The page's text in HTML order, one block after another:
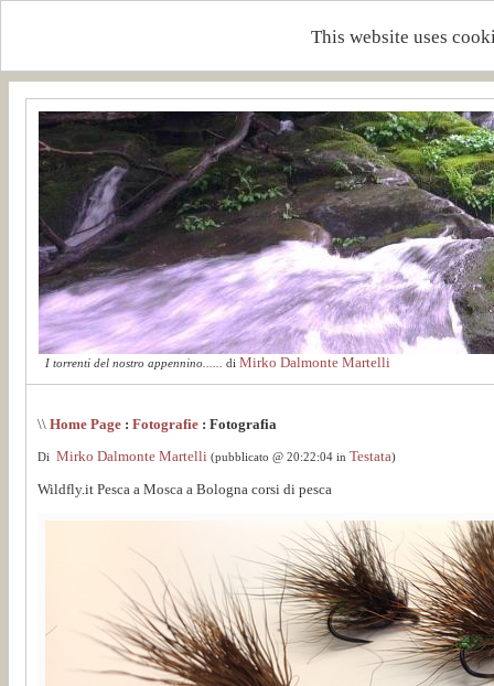
This website uses
I torrenti del nostro appennino...... di Mirko Dalmonte Martelli
\\ Home Page : Fotografie : Fotografia
Di Mirko Dalmonte Martelli (pubblicato @ 20:22:04 in Testata)
Wildfly.it Pesca a Mosca a Bologna corsi di pesca